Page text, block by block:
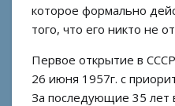
которое формально
того, что его никто не
Первое открытие в
26 июня 1957г. с
За последующие 35 лет